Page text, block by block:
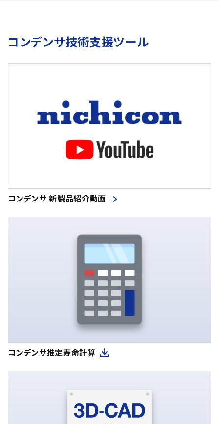
コンデンサ技術支援ツール
コンデンサ 新製品紹介動画
コンデンサ推定寿命計算